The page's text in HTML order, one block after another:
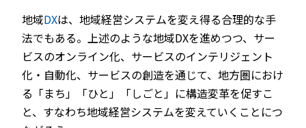
地域DXは、地域経営システムを変え得る合理的な手
法でもある。上述のような地域DXを進めつつ、サー
ビスのオンライン化、サービスのインテリジェント
化・自動化、サービスの創造を通じて、地方圏におけ
る「まち」「ひと」「しごと」に構造変革を促すこ
と、すなわち地域経営システムを変えていくことにつ